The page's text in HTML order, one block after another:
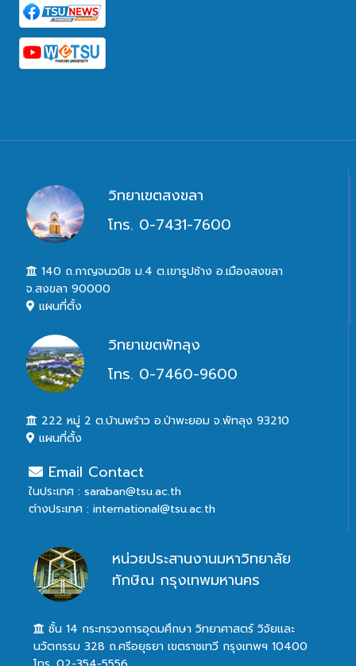
วิทยาเขตสงขลา
โทร. 0-7431-7600
140 ถ.กาญจนวนิช ม.4 ต.เขารูปช้าง อ.เมืองสงขลา
จ.สงขลา 90000
แผนที่ตั้ง
วิทยาเขตพัทลุง
โทร. 0-7460-9600
222 หมู่ 2 ต.บ้านพร้าว อ.ป่าพะยอม จ.พัทลุง 93210
แผนที่ตั้ง
Email Contact
ในประเทศ : saraban@tsu.ac.th
ต่างประเทศ : international@tsu.ac.th
หน่วยประสานงานมหาวิทยาลัย
ทักษิณ กรุงเทพมหานคร
ชั้น 14 กระทรวงการอุดมศึกษา วิทยาศาสตร์ วิจัยและ
นวัตกรรม 328 ถ.ศรีอยุธยา เขตราชเทวี กรุงเทพฯ 10400